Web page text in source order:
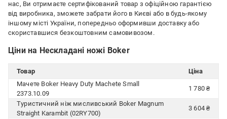
нас, Ви отримаєте сертифікований товар з офіційною гарантією
від виробника, зможете забрати його в Києві або в будь-якому
іншому місті України, попередньо оформивши доставку або
скориставшися безкоштовним самовивозом.
Ціни на Нескладані ножі Boker
Товар
Ціна
Мачете Boker Heavy Duty Machete Small
2373.10.09
1 780 ₴
Туристичний ніж мисливський Boker Magnum
Straight Karambit (02RY700)
3 604 ₴